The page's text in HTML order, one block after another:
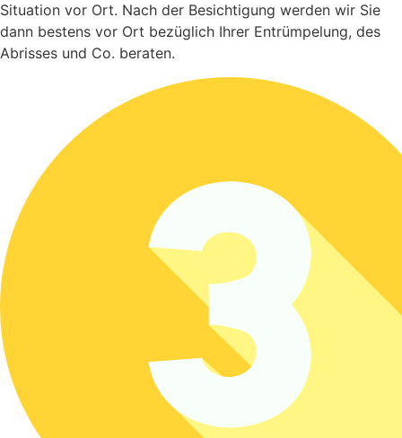
Situation vor Ort. Nach der Besichtigung werden wir Sie
dann bestens vor Ort bezüglich Ihrer Entrümpelung, des
Abrisses und Co. beraten.